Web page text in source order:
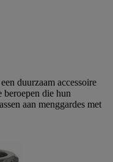
duurzaam accessoire
die hun
aan menggardes met